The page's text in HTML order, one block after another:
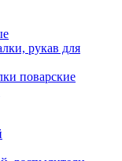
рукав для
поварские